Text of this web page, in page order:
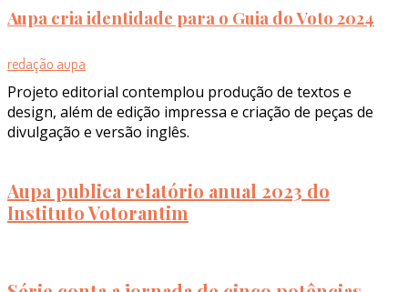
Aupa cria identidade para o Guia do Voto 2024
redação aupa
Projeto editorial contemplou produção de textos e
design, além de edição impressa e criação de peças de
divulgação e versão inglês.
Aupa publica relatório anual 2023 do
Instituto Votorantim